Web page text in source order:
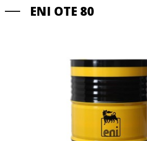
ENI OTE 80